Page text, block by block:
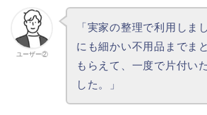
ユーザー②
「実家の整理で利用しま
にも細かい不用品までま
もらえて、一度で片付い
した。」